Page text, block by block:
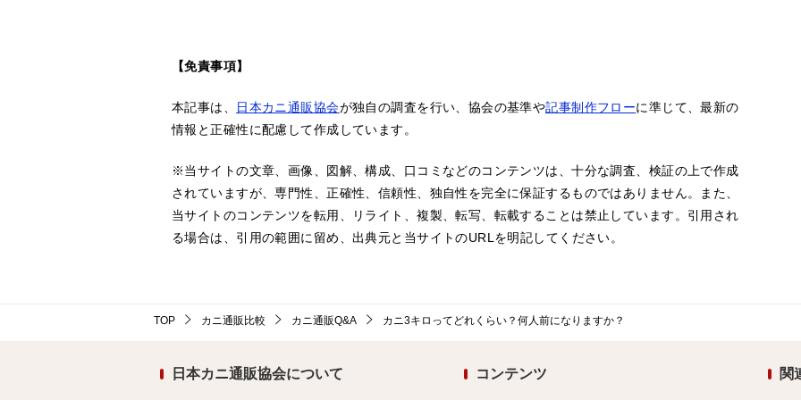
ー
シ
ン
【免責事項】
本記事は、 日本カニ通販協会が独自の調査を行い、協会の基準や記事制作フローに準じて、最新の
情報と正確性に配慮して作成しています。
※当サイトの文章、画像、図解、構成、口コミなどのコンテンツは、十分な調査、検証の上で作成
されていますが、専門性、正確性、信頼性、独自性を完全に保証するものではありません。また、
当サイトのコンテンツを転用、リライト、複製、転写、転載することは禁止しています。引用され
る場合は、引用の範囲に留め、出典元と当サイトのURLを明記してください。
TOP カニ通販比較 カニ通販Q&A カニ3キロってどれくらい？何人前になりますか？
日本カニ通販協会について コンテンツ 関